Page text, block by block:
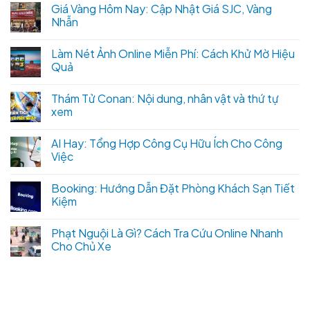
Giá Vàng Hôm Nay: Cập Nhật Giá SJC, Vàng
Nhẫn
Làm Nét Ảnh Online Miễn Phí: Cách Khử Mờ Hiệu
Quả
Thám Tử Conan: Nội dung, nhân vật và thứ tự
xem
AI Hay: Tổng Hợp Công Cụ Hữu Ích Cho Công
Việc
Booking: Hướng Dẫn Đặt Phòng Khách Sạn Tiết
Kiệm
Phạt Nguội Là Gì? Cách Tra Cứu Online Nhanh
Cho Chủ Xe